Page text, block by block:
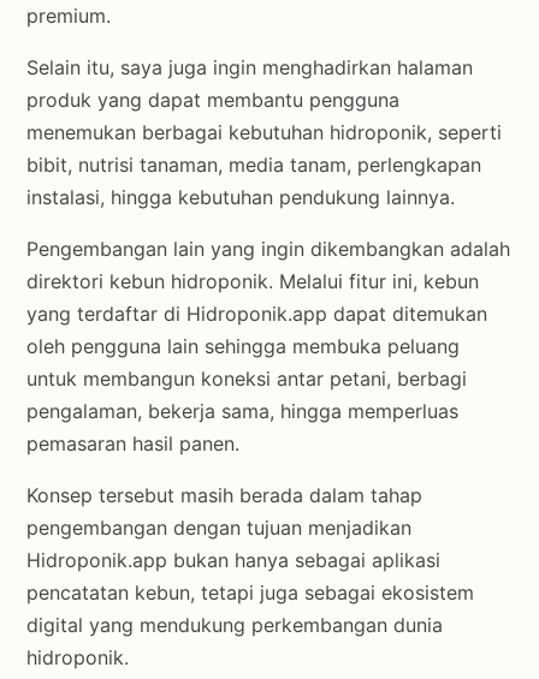
premium.
Selain itu, saya juga ingin menghadirkan halaman
produk yang dapat membantu pengguna
menemukan berbagai kebutuhan hidroponik, seperti
bibit, nutrisi tanaman, media tanam, perlengkapan
instalasi, hingga kebutuhan pendukung lainnya.
Pengembangan lain yang ingin dikembangkan adalah
direktori kebun hidroponik. Melalui fitur ini, kebun
yang terdaftar di Hidroponik.app dapat ditemukan
oleh pengguna lain sehingga membuka peluang
untuk membangun koneksi antar petani, berbagi
pengalaman, bekerja sama, hingga memperluas
pemasaran hasil panen.
Konsep tersebut masih berada dalam tahap
pengembangan dengan tujuan menjadikan
Hidroponik.app bukan hanya sebagai aplikasi
pencatatan kebun, tetapi juga sebagai ekosistem
digital yang mendukung perkembangan dunia
hidroponik.